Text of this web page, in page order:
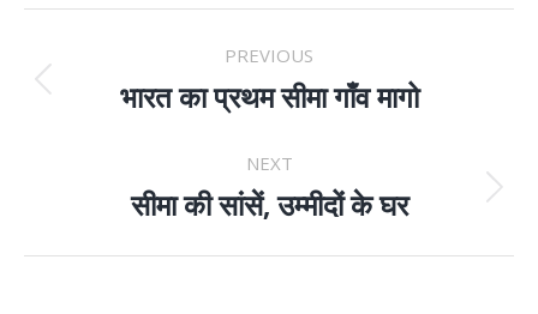
POST
NAVIGATION
PREVIOUS
Previous
भारत का प्रथम सीमा गाँव मागो
NEXT
Next
सीमा की सांसें, उम्मीदों के घर